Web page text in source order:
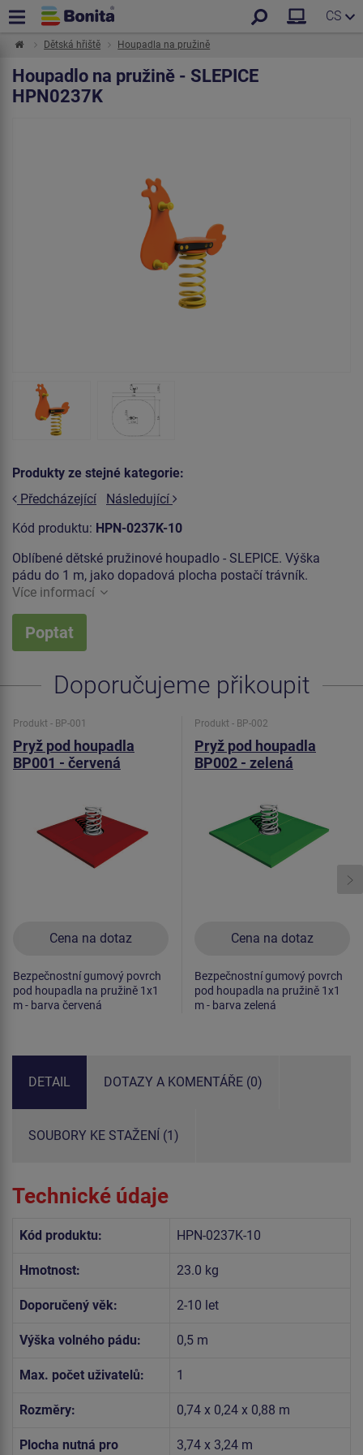
CS
Dětská hřiště Houpadla na pružině
Houpadlo na pružině - SLEPICE
HPN0237K
Produkty ze stejné kategorie:
Předcházející
Následující
Kód produktu: HPN-0237K-10
Oblíbené dětské pružinové houpadlo - SLEPICE. Výška
pádu do 1 m, jako dopadová plocha postačí trávník.
Více informací
Poptat
Doporučujeme přikoupit
Produkt - BP-001
Pryž pod houpadla
BP001 - červená
Cena na dotaz
Bezpečnostní gumový povrch
pod houpadla na pružině 1x1
m - barva červená
Produkt - BP-002
Pryž pod houpadla
BP002 - zelená
Cena na dotaz
Bezpečnostní gumový povrch
pod houpadla na pružině 1x1
m - barva zelená
DETAIL DOTAZY A KOMENTÁŘE (0)
SOUBORY KE STAŽENÍ (1)
Technické údaje
Kód produktu: HPN-0237K-10
Hmotnost: 23.0 kg
Doporučený věk: 2-10 let
Výška volného pádu: 0,5 m
Max. počet uživatelů: 1
Rozměry: 0,74 x 0,24 x 0,88 m
Plocha nutná pro 3,74 x 3,24 m